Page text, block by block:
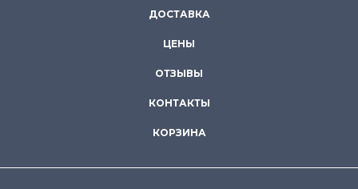
ДОСТАВКА
ЦЕНЫ
ОТЗЫВЫ
КОНТАКТЫ
КОРЗИНА